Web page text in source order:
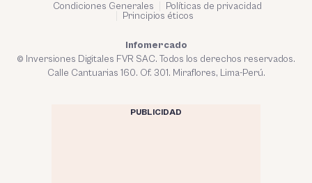
Condiciones Generales
Políticas de privacidad
Principios éticos
Infomercado
© Inversiones Digitales FVR SAC. Todos los derechos reservados.
Calle Cantuarias 160. Of. 301. Miraflores, Lima-Perú.
PUBLICIDAD